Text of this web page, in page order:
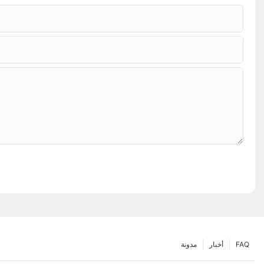
FAQ أخبار مدونة